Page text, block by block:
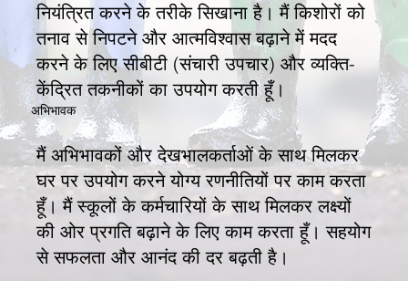
नियंत्रित करने के तरीके सिखाना है। मैं किशोरों को
तनाव से निपटने और आत्मविश्वास बढ़ाने में मदद
करने के लिए सीबीटी (संचारी उपचार) और व्यक्ति-
केंद्रित तकनीकों का उपयोग करती हूँ।
अभिभावक
मैं अभिभावकों और देखभालकर्ताओं के साथ मिलकर
घर पर उपयोग करने योग्य रणनीतियों पर काम करता
हूँ। मैं स्कूलों के कर्मचारियों के साथ मिलकर लक्ष्यों
की ओर प्रगति बढ़ाने के लिए काम करता हूँ। सहयोग
से सफलता और आनंद की दर बढ़ती है।